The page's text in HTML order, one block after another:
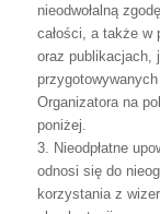
nieodwołalną zgodę
całości, a także w
oraz publikacjach,
przygotowywanych
Organizatora na
poniżej.
3. Nieodpłatne
odnosi się do
korzystania z